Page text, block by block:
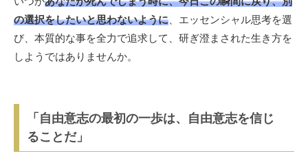
の選択をしたいと思わないように 、エッセンシャル思考を選
び、本質的な事を全力で追求して、研ぎ澄まされた生き方を
しようではありませんか。
「自由意志の最初の一歩は、自由意志を信じ
ることだ」